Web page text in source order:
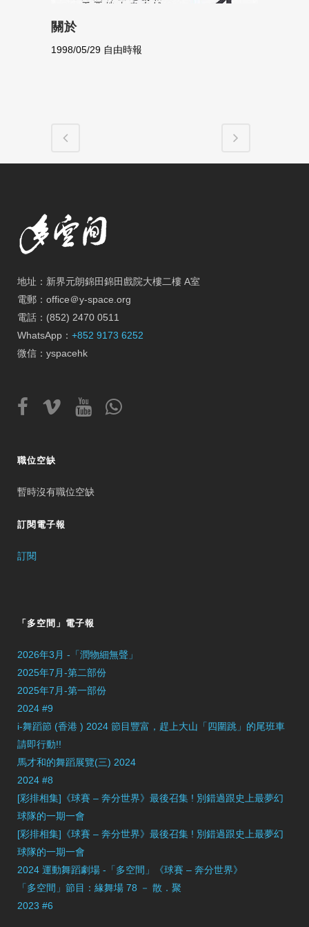
關於
1998/05/29 自由時報
地址：新界元朗錦田錦田戲院大樓二樓 A室
電郵：office＠y-space.org
電話：(852) 2470 0511
WhatsApp： +852 9173 6252
微信：yspacehk
職位空缺
暫時沒有職位空缺
訂閱電子報
訂閱
「多空間」電子報
2026年3月 -「潤物細無聲」
2025年7月-第二部份
2025年7月-第一部份
2024 #9
i-舞蹈節 (香港 ) 2024 節目豐富，趕上大山「四圍跳」的尾班車
請即行動!!
馬才和的舞蹈展覽(三) 2024
2024 #8
[彩排相集]《球賽 – 奔分世界》最後召集 ! 別錯過跟史上最夢幻
球隊的一期一會
[彩排相集]《球賽 – 奔分世界》最後召集 ! 別錯過跟史上最夢幻
球隊的一期一會
2024 運動舞蹈劇場 -「多空間」《球賽 – 奔分世界》
「多空間」節目：緣舞場 78 － 散．聚
2023 #6